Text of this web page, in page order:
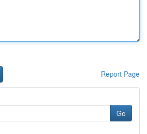
Report Page
Go